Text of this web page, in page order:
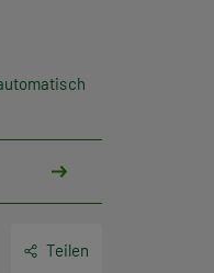
Teilen